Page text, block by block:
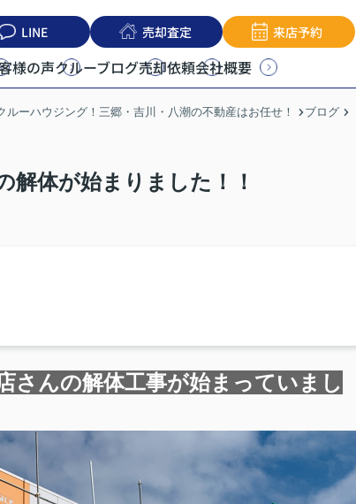
LINE 売却査定 来店予約
様の声クルーブログ売却依頼会社概要
ーハウジング！三郷・吉川・八潮の不動産はお任せ！ ブログ
解体が始まりました！！
さんの解体工事が始まっていまし